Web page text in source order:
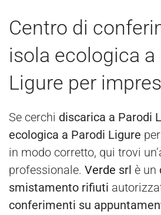
Centro di
isola ecologica a
Ligure per
Se cerchi discarica a Parodi
ecologica a Parodi Ligure
in modo corretto, qui trovi
professionale. Verde srl è un
smistamento rifiuti
conferimenti su